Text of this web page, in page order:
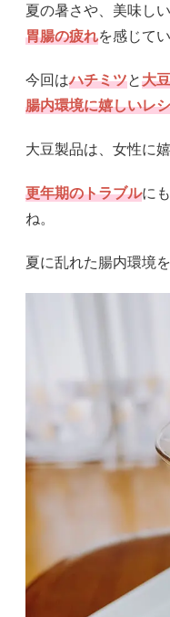
夏の暑さや、美味し
胃腸の疲れを感じて
今回はハチミツと大
腸内環境に嬉しいレ
大豆製品は、女性に
更年期のトラブルに
ね。
夏に乱れた腸内環境